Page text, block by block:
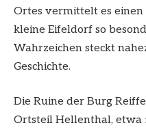
Ortes vermittelt es einen
kleine Eifeldorf so
Wahrzeichen steckt
Geschichte.
Die Ruine der Burg
Ortsteil Hellenthal, etwa